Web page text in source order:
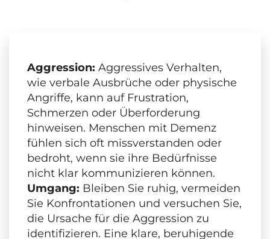
Aggression: Aggressives Verhalten,
wie verbale Ausbrüche oder physische
Angriffe, kann auf Frustration,
Schmerzen oder Überforderung
hinweisen. Menschen mit Demenz
fühlen sich oft missverstanden oder
bedroht, wenn sie ihre Bedürfnisse
nicht klar kommunizieren können.
Umgang: Bleiben Sie ruhig, vermeiden
Sie Konfrontationen und versuchen Sie,
die Ursache für die Aggression zu
identifizieren. Eine klare, beruhigende